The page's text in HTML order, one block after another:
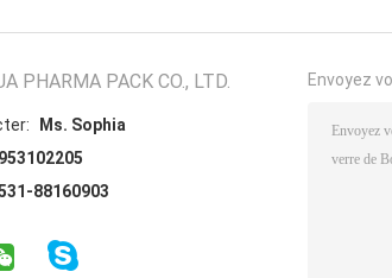
PHARMA PACK CO., LTD.
Ms. Sophia
88160903
Envoyez